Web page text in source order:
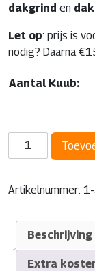
dakgrind en
Let op: prijs is
nodig? Daarna
Aantal Kuub:
Dakafval
container
Artikelnummer:
Beschrijving
Extra